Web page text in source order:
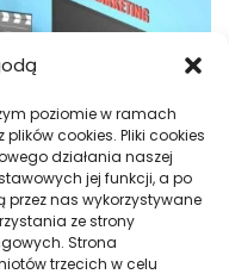
poziomie w ramach
cookies. Pliki cookies
działania naszej
jej funkcji, a po
przez nas wykorzystywane
ze strony
Strona
trzecich w celu
przed Google Ads i Meta
wymagania